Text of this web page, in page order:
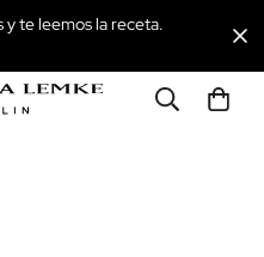
y te leemos la receta.